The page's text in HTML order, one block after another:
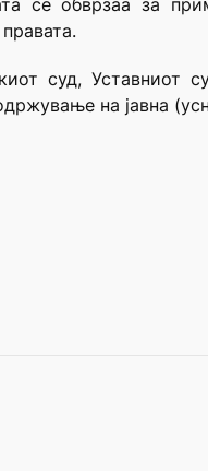
се обврзаа за
суд, Уставниот
на јавна